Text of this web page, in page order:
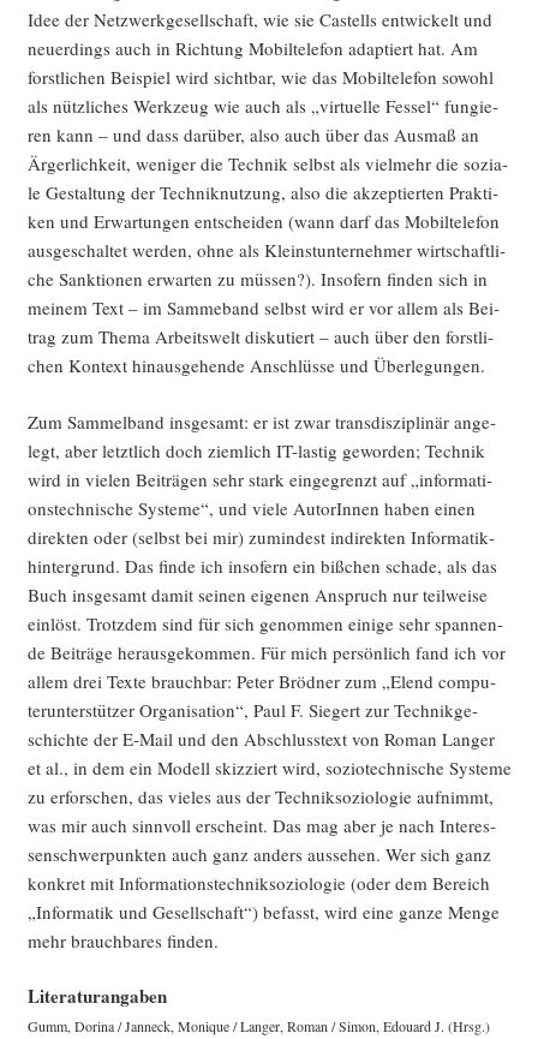
Idee der Netz­werk­ge­sell­schaft, wie sie Cas­tells ent­wi­ckelt und
neu­er­dings auch in Rich­tung Mobil­te­le­fon adap­tiert hat. Am
forst­li­chen Bei­spiel wird sicht­bar, wie das Mobil­te­le­fon sowohl
als nütz­li­ches Werk­zeug wie auch als „vir­tu­el­le Fes­sel“ fun­gie­
ren kann – und dass dar­über, also auch über das Aus­maß an
Ärger­lich­keit, weni­ger die Tech­nik selbst als viel­mehr die sozia­
le Gestal­tung der Tech­nik­nut­zung, also die akzep­tier­ten Prak­ti­
ken und Erwar­tun­gen ent­schei­den (wann darf das Mobil­te­le­fon
aus­ge­schal­tet wer­den, ohne als Kleinst­un­ter­neh­mer wirt­schaft­li­
che Sank­tio­nen erwar­ten zu müs­sen?). Inso­fern fin­den sich in
mei­nem Text – im Samm­eband selbst wird er vor allem als Bei­
trag zum The­ma Arbeits­welt dis­ku­tiert – auch über den forst­li­
chen Kon­text hin­aus­ge­hen­de Anschlüs­se und Überlegungen.
Zum Sam­mel­band ins­ge­samt: er ist zwar trans­dis­zi­pli­när ange­
legt, aber letzt­lich doch ziem­lich IT-las­tig gewor­den; Tech­nik
wird in vie­len Bei­trä­gen sehr stark ein­ge­grenzt auf „infor­ma­ti­
ons­tech­ni­sche Sys­te­me“, und vie­le AutorIn­nen haben einen
direk­ten oder (selbst bei mir) zumin­dest indi­rek­ten Infor­ma­tik­
hin­ter­grund. Das fin­de ich inso­fern ein biß­chen scha­de, als das
Buch ins­ge­samt damit sei­nen eige­nen Anspruch nur teil­wei­se
ein­löst. Trotz­dem sind für sich genom­men eini­ge sehr span­nen­
de Bei­trä­ge her­aus­ge­kom­men. Für mich per­sön­lich fand ich vor
allem drei Tex­te brauch­bar: Peter Bröd­ner zum „Elend com­pu­
ter­un­ter­stüt­zer Orga­ni­sa­ti­on“, Paul F. Sie­gert zur Tech­nik­ge­
schich­te der E‑Mail und den Abschluss­text von Roman Lan­ger
et al., in dem ein Modell skiz­ziert wird, sozio­tech­ni­sche Sys­te­me
zu erfor­schen, das vie­les aus der Tech­nik­so­zio­lo­gie auf­nimmt,
was mir auch sinn­voll erscheint. Das mag aber je nach Inter­es­
sen­schwer­punk­ten auch ganz anders aus­se­hen. Wer sich ganz
kon­kret mit Infor­ma­ti­ons­tech­nik­so­zio­lo­gie (oder dem Bereich
„Infor­ma­tik und Gesell­schaft“) befasst, wird eine gan­ze Men­ge
mehr brauch­ba­res finden.
Lite­ra­tur­an­ga­ben
Gumm, Dori­na / Janneck, Moni­que / Lan­ger, Roman / Simon, Edouard J. (Hrsg.)